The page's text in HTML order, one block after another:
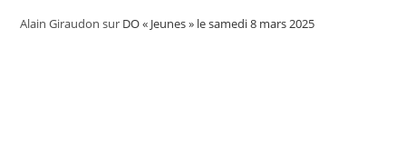
Alain Giraudon sur DO « Jeunes » le samedi 8 mars 2025